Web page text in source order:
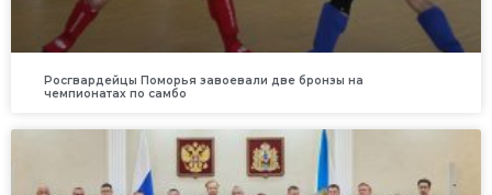
Росгвардейцы Поморья завоевали две бронзы на
чемпионатах по самбо